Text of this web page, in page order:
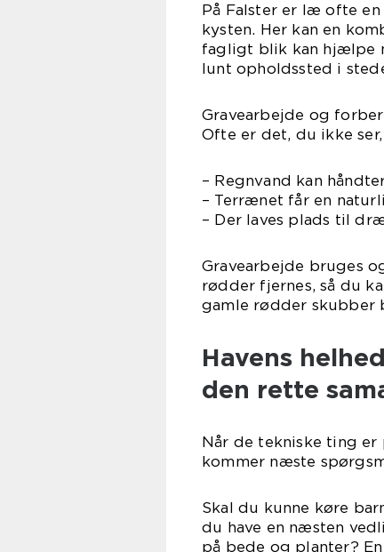
På Falster er læ ofte
kysten. Her kan en
fagligt blik kan hjælpe
lunt opholdssted i
Gravearbejde og
Ofte er det, du ikke
– Regnvand kan
– Terrænet får en
– Der laves plads til
Gravearbejde bruges
rødder fjernes, så du
gamle rødder skubber
Havens
den rette
Når de tekniske ting
kommer næste
Skal du kunne køre
du have en næsten
på bede og planter?